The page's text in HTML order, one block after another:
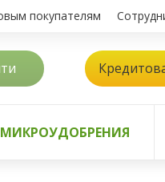
покупателям
МИКРОУДОБРЕНИЯ